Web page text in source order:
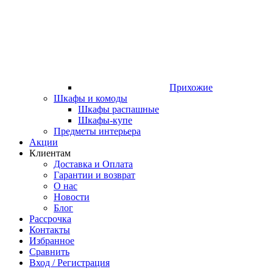
Прихожие
Шкафы и комоды
Шкафы распашные
Шкафы-купе
Предметы интерьера
Акции
Клиентам
Доставка и Оплата
Гарантии и возврат
О нас
Новости
Блог
Рассрочка
Контакты
Избранное
Сравнить
Вход / Регистрация